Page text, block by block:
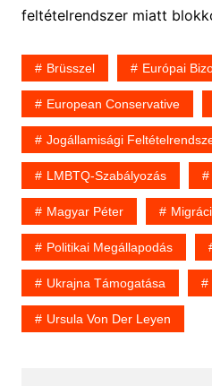
feltételrendszer miatt
Brüsszel Európai
European Conservative
Jogállamisági
LMBTQ-Szabályozás
Magyar Péter
Politikai Megállapodás
Ukrajna Támogatása
Ursula Von Der Leyen